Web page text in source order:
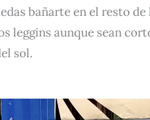
bañarte en el resto
leggins aunque sean
sol.